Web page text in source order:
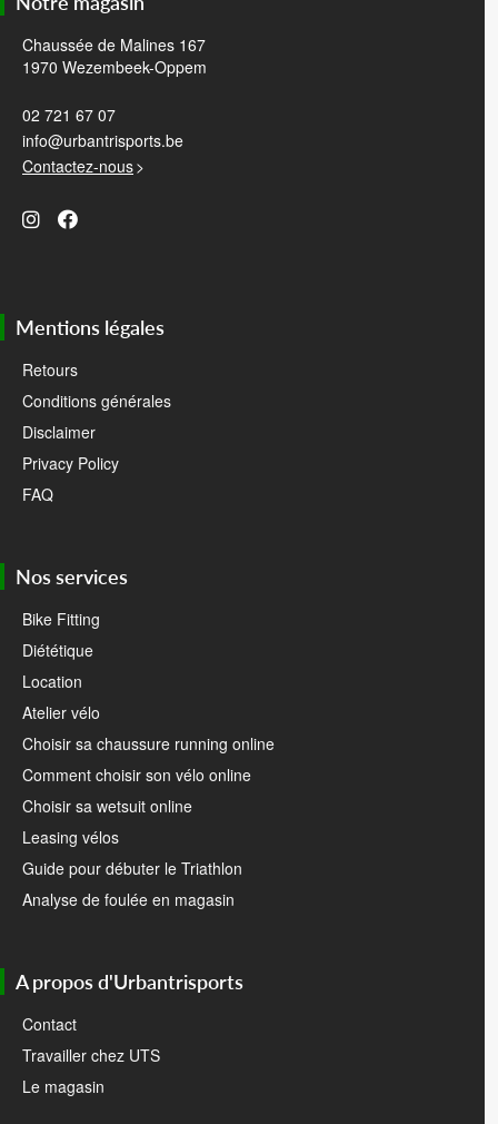
Chaussée de Malines 167
1970 Wezembeek-Oppem
02 721 67 07
info@urbantrisports.be
Contactez-nous>
Mentions légales
Retours
Conditions générales
Disclaimer
Privacy Policy
FAQ
Nos services
Bike Fitting
Diététique
Location
Atelier vélo
Choisir sa chaussure running online
Comment choisir son vélo online
Choisir sa wetsuit online
Leasing vélos
Guide pour débuter le Triathlon
Analyse de foulée en magasin
A propos d'Urbantrisports
Contact
Travailler chez UTS
Le magasin